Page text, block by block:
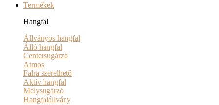
Termékek
Hangfal
Állványos hangfal
Álló hangfal
Centersugárzó
Atmos
Falra szerelhető
Aktív hangfal
Mélysugárzó
Hangfalállvány